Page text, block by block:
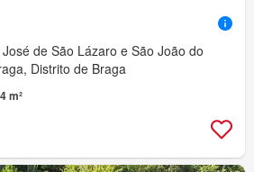
de São Lázaro e São João do
Distrito de Braga
m²